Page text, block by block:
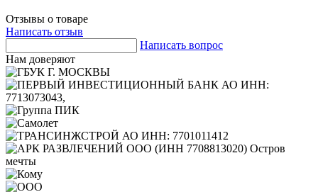
Отзывы о товаре
Написать отзыв
Написать вопрос
Нам доверяют